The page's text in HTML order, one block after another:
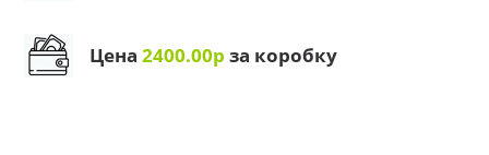
Цена2400.00р за коробку